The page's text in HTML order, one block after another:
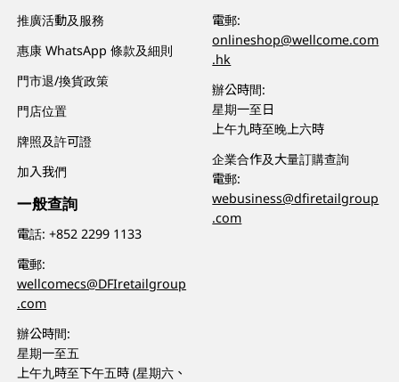
推廣活動及服務
惠康 WhatsApp 條款及細則
門市退/換貨政策
門店位置
牌照及許可證
加入我們
一般查詢
電話:+852 2299 1133
電郵:
wellcomecs@DFIretailgroup
.com
辦公時間:
星期一至五
上午九時至下午五時 (星期六、
電郵:
onlineshop@wellcome.com
.hk
辦公時間:
星期一至日
上午九時至晚上六時
企業合作及大量訂購查詢
電郵:
webusiness@dfiretailgroup
.com